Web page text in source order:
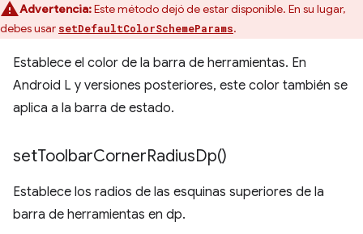
Advertencia:Este método dejó de estar disponible. En su lugar,
debes usar setDefaultColorSchemeParams.
Establece el color de la barra de herramientas. En
Android L y versiones posteriores, este color también se
aplica a la barra de estado.
setToolbarCornerRadiusDp()
Establece los radios de las esquinas superiores de la
barra de herramientas en dp.